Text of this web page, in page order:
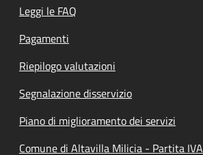
Leggi le FAQ
Pagamenti
Riepilogo valutazioni
Segnalazione disservizio
Piano di miglioramento dei servizi
Comune di Altavilla Milicia - Partita IVA